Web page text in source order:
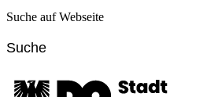
Suche auf Webseite